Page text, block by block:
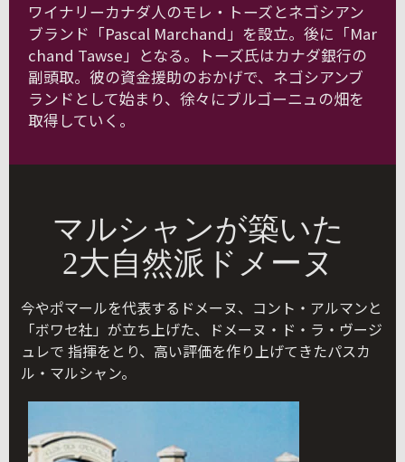
ワイナリーカナダ人のモレ・トーズとネゴシアン
ブランド「Pascal Marchand」を設立。後に「Mar
chand Tawse」となる。トーズ氏はカナダ銀行の
副頭取。彼の資金援助のおかげで、ネゴシアンブ
ランドとして始まり、徐々にブルゴーニュの畑を
取得していく。
マルシャンが築いた
2大自然派ドメーヌ
今やポマールを代表するドメーヌ、コント・アルマンと
「ボワセ社」が立ち上げた、ドメーヌ・ド・ラ・ヴージ
ュレで 指揮をとり、高い評価を作り上げてきたパスカ
ル・マルシャン。